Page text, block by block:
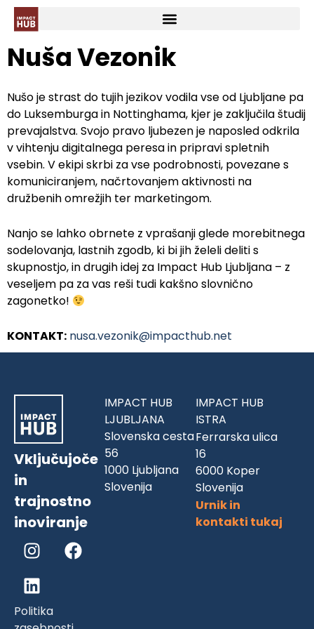
Nuša Vezonik
Nušo je strast do tujih jezikov vodila vse od Ljubljane pa
do Luksemburga in Nottinghama, kjer je zaključila študij
prevajalstva. Svojo pravo ljubezen je naposled odkrila
v vihtenju digitalnega peresa in pripravi spletnih
vsebin. V ekipi skrbi za vse podrobnosti, povezane s
komuniciranjem, načrtovanjem aktivnosti na
družbenih omrežjih ter marketingom.
Nanjo se lahko obrnete z vprašanji glede morebitnega
sodelovanja, lastnih zgodb, ki bi jih želeli deliti s
skupnostjo, in drugih idej za Impact Hub Ljubljana – z
veseljem pa za vas reši tudi kakšno slovnično
zagonetko!
KONTAKT: nusa.vezonik@impacthub.net
Vključujoče
in
trajnostno
inoviranje
Politika
IMPACT HUB
LJUBLJANA
Slovenska cesta
56
1000 Ljubljana
Slovenija
IMPACT HUB
ISTRA
Ferrarska ulica
16
6000 Koper
Slovenija
Urnik in
kontakti tukaj